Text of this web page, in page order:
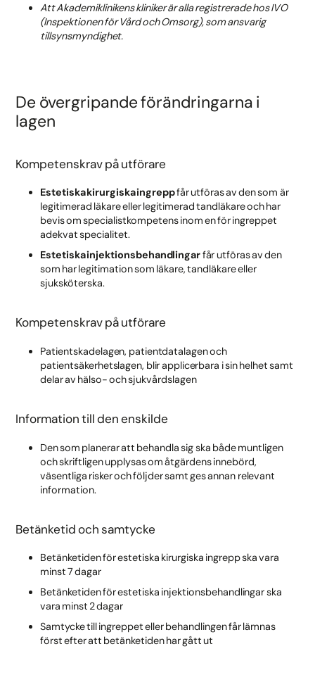
Att Akademiklinikens kliniker är alla registrerade hos IVO
(Inspektionen för Vård och Omsorg), som ansvarig
tillsynsmyndighet.
De övergripande förändringarna i
lagen
Kompetenskrav på utförare
Estetiska kirurgiska ingreppfår utföras av den som är
legitimerad läkare eller legitimerad tandläkare och har
bevis om specialistkompetens inom en för ingreppet
adekvat specialitet.
Estetiska injektionsbehandlingarfår utföras av den
som har legitimation som läkare, tandläkare eller
sjuksköterska.
Kompetenskrav på utförare
Patientskadelagen, patientdatalagen och
patientsäkerhetslagen, blir applicerbara i sin helhet samt
delar av hälso- och sjukvårdslagen
Information till den enskilde
Den som planerar att behandla sig ska både muntligen
och skriftligen upplysas om åtgärdens innebörd,
väsentliga risker och följder samt ges annan relevant
information.
Betänketid och samtycke
Betänketiden för estetiska kirurgiska ingrepp ska vara
minst 7 dagar
Betänketiden för estetiska injektionsbehandlingar ska
vara minst 2 dagar
Samtycke till ingreppet eller behandlingen får lämnas
först efter att betänketiden har gått ut